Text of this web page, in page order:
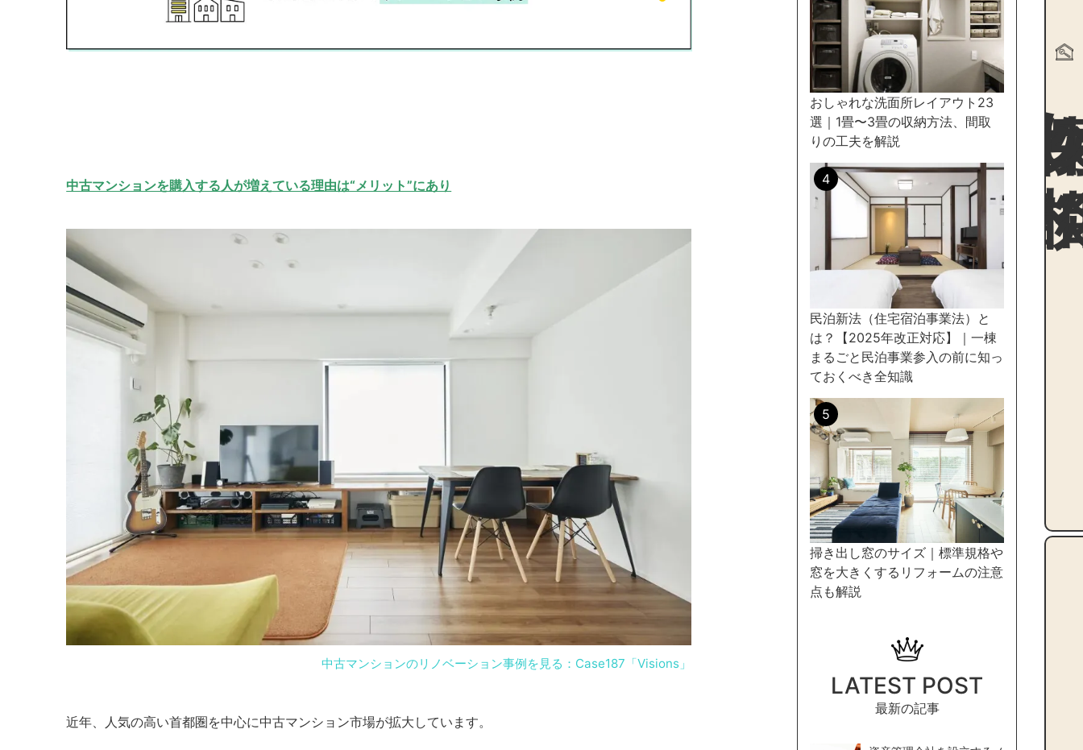
中古マンションを購入する人が増えている理由は“メリット”にあり
中古マンションのリノベーション事例を見る：Case187「Visions」
近年、人気の高い首都圏を中心に中古マンション市場が拡大しています。
おしゃれな洗面所レイアウト23
選｜1畳〜3畳の収納方法、間取
りの工夫を解説
民泊新法（住宅宿泊事業法）と
は？【2025年改正対応】｜一棟
まるごと民泊事業参入の前に知っ
ておくべき全知識
掃き出し窓のサイズ｜標準規格や
窓を大きくするリフォームの注意
点も解説
LATEST POST
最新の記事
物